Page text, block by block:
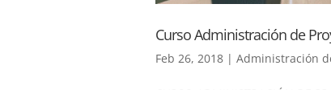
Curso Administración de
Feb 26, 2018 | Administración